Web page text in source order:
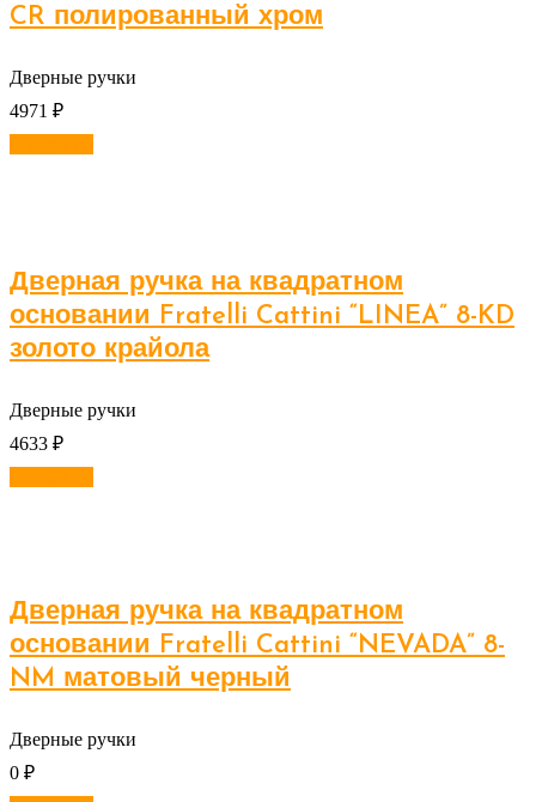
CR полированный хром
Дверные ручки
4971 ₽
Дверная ручка на квадратном
основании Fratelli Cattini “LINEA” 8-KD
золото крайола
Дверные ручки
4633 ₽
Дверная ручка на квадратном
основании Fratelli Cattini “NEVADA” 8-
NM матовый черный
Дверные ручки
0 ₽